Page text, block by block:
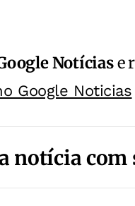
Notíciase
Google Noticias
notícia com